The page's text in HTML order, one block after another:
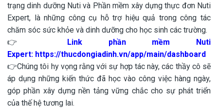
trạng dinh dưỡng Nuti và Phần mềm xây dựng thực đơn Nuti
Expert, là những công cụ hỗ trợ hiệu quả trong công tác
chăm sóc sức khỏe và dinh dưỡng cho học sinh các trường.
👉 Link phần mềm Nuti
Expert: https://thucdongiadinh.vn/app/main/dashboard
👉Chúng tôi hy vọng rằng với sự hợp tác này, các thầy cô sẽ
áp dụng những kiến thức đã học vào công việc hàng ngày,
góp phần xây dựng nền tảng vững chắc cho sự phát triển
của thế hệ tương lai.